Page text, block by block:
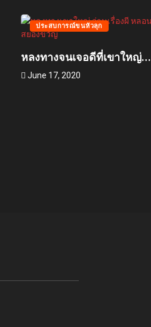
ประสบการณ์ขนหัวลุก
หลงทางจนเจอดีที่เขาใหญ่…
June 17, 2020